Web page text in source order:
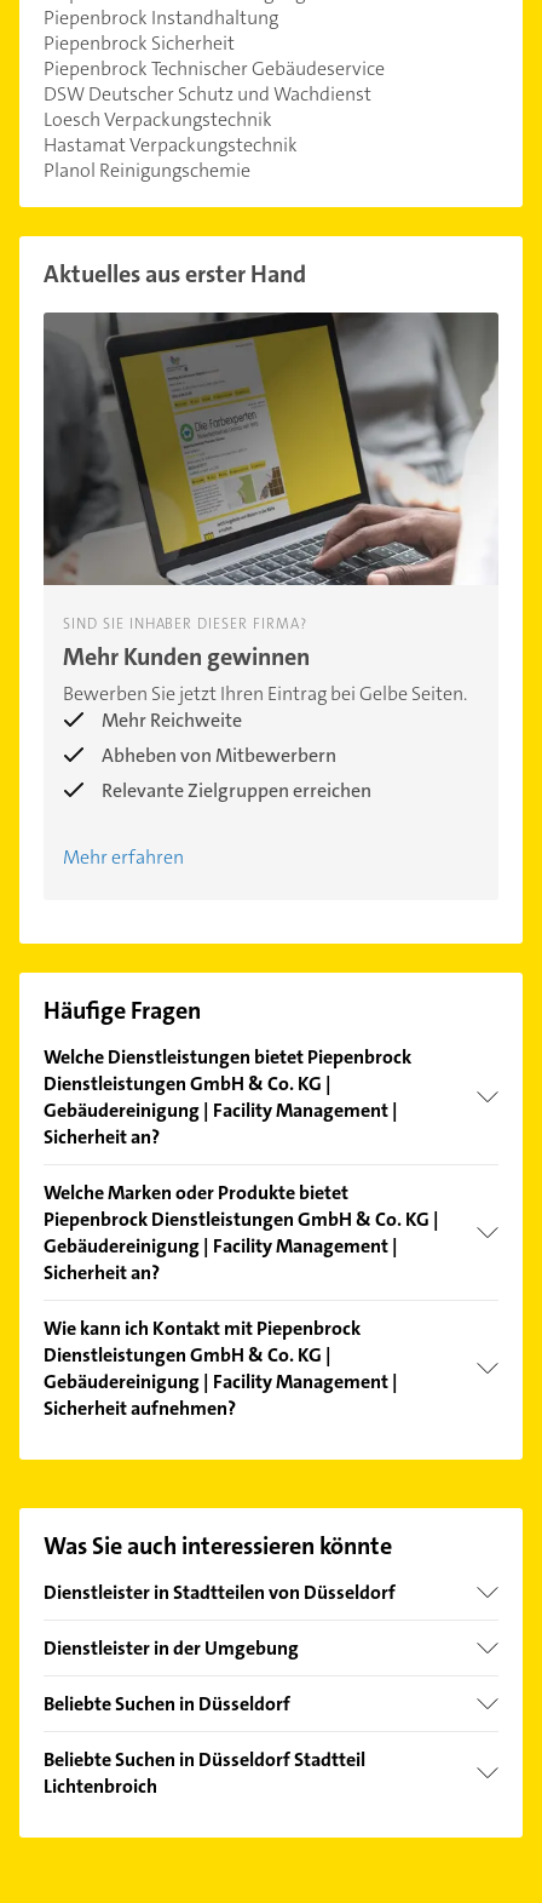
Piepenbrock Instandhaltung
Piepenbrock Sicherheit
Piepenbrock Technischer Gebäudeservice
DSW Deutscher Schutz und Wachdienst
Loesch Verpackungstechnik
Hastamat Verpackungstechnik
Planol Reinigungschemie
Aktuelles aus erster Hand
SIND SIE INHABER DIESER FIRMA?
Mehr Kunden gewinnen
Bewerben Sie jetzt Ihren Eintrag bei Gelbe Seiten.
Mehr Reichweite
Abheben von Mitbewerbern
Relevante Zielgruppen erreichen
Mehr erfahren
Häufige Fragen
Welche Dienstleistungen bietet Piepenbrock
Dienstleistungen GmbH & Co. KG |
Gebäudereinigung | Facility Management |
Sicherheit an?
Management, Gebäudereinigung, Instandhaltung,
Sicherheitsdienst und Winterdienst.
Welche Marken oder Produkte bietet
Piepenbrock Dienstleistungen GmbH & Co. KG |
Gebäudereinigung | Facility Management |
Sicherheit an?
Facility Management, Piepenbrock
Gebäudereinigung, Piepenbrock Instandhaltung,
Piepenbrock Sicherheit und Piepenbrock
Technischer Gebäudeservice.
Wie kann ich Kontakt mit Piepenbrock
Dienstleistungen GmbH & Co. KG |
Gebäudereinigung | Facility Management |
Sicherheit aufnehmen?
Kontaktmöglichkeiten wie Adresse oder Mail in
unserem Kontaktdaten-Bereich auswählen. Hier
Was Sie auch interessieren könnte
Dienstleister in Stadtteilen von Düsseldorf
Unterrath
Dienstleister in der Umgebung
Duisburg
Essen
Wuppertal
Beliebte Suchen in Düsseldorf
Schreiner
Kammerjäger
Beliebte Suchen in Düsseldorf Stadtteil
Lichtenbroich